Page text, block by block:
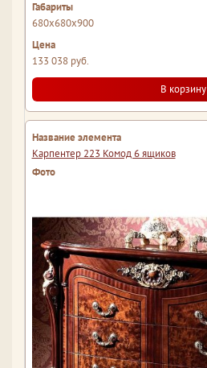
680x680x900
133 038 руб.
В корзину
Карпентер 223 Комод 6 ящиков